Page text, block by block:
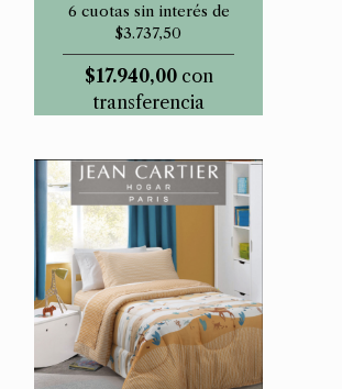
6 cuotas sin interés de
$3.737,50
$17.940,00con
transferencia